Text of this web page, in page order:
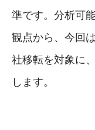
準です。分析可
観点から、今回
社移転を対象に
します。